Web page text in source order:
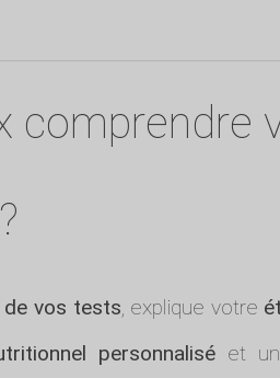
comprendre
vos tests, explique votre
personnalisé et un